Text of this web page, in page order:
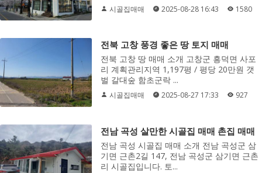
시골집매매 2025-08-28 16:43 1580
전북 고창 풍경 좋은 땅 토지 매매
전북 고창 땅 매매 소개 고창군 흥덕면 사포
리 계획관리지역 1,197평 / 평당 20만원 갯
벌 갈대숲 함초군락 ...
시골집매매 2025-08-27 17:33 927
전남 곡성 살만한 시골집 매매 촌집 매매
전남 곡성 시골집 매매 소개 전남 곡성군 삼
기면 근촌2길 147, 전남 곡성군 삼기면 근촌
리 시골집입니다. 토...